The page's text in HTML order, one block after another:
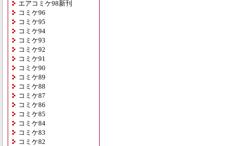
エアコミケ98新刊
コミケ96
コミケ95
コミケ94
コミケ93
コミケ92
コミケ91
コミケ90
コミケ89
コミケ88
コミケ87
コミケ86
コミケ85
コミケ84
コミケ83
コミケ82